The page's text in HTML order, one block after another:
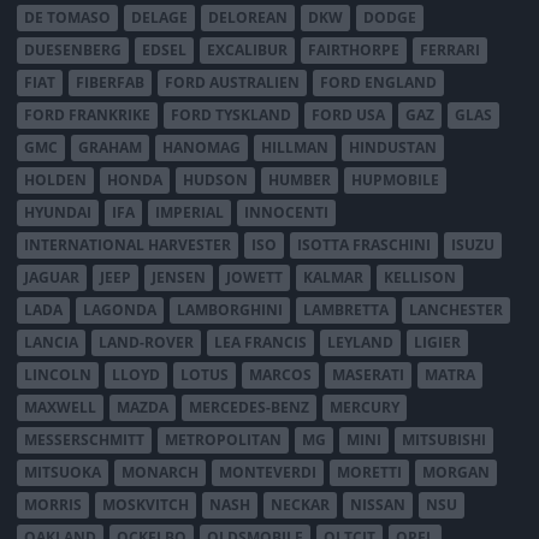
DE TOMASO
DELAGE DELOREAN DKW
DODGE
DUESENBERG
EDSEL EXCALIBUR FAIRTHORPE
FERRARI
FIAT
FIBERFAB FORD AUSTRALIEN
FORD ENGLAND
FORD FRANKRIKE
FORD TYSKLAND FORD USA GAZ
GLAS
GMC
GRAHAM HANOMAG HILLMAN
HINDUSTAN
HOLDEN
HONDA HUDSON HUMBER
HUPMOBILE
HYUNDAI
IFA IMPERIAL
INNOCENTI
INTERNATIONAL HARVESTER
ISO ISOTTA FRASCHINI
ISUZU
JAGUAR
JEEP JENSEN JOWETT KALMAR
KELLISON
LADA
LAGONDA LAMBORGHINI LAMBRETTA
LANCHESTER
LANCIA
LAND-ROVER LEA FRANCIS LEYLAND
LIGIER
LINCOLN
LLOYD LOTUS MARCOS MASERATI
MATRA
MAXWELL
MAZDA MERCEDES-BENZ
MERCURY
MESSERSCHMITT
METROPOLITAN MG MINI
MITSUBISHI
MITSUOKA
MONARCH MONTEVERDI MORETTI
MORGAN
MORRIS
MOSKVITCH NASH NECKAR NISSAN
NSU